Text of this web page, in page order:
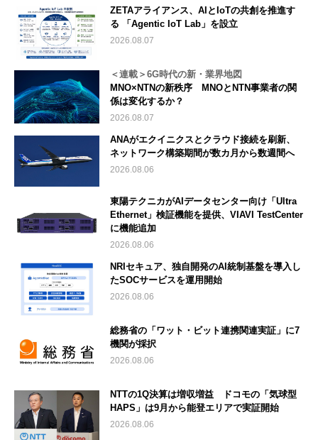
ZETAアライアンス、AIとIoTの共創を推進す
る 「Agentic IoT Lab」を設立
2026.08.07
＜連載＞6G時代の新・業界地図
MNO×NTNの新秩序 MNOとNTN事業者の関
係は変化するか？
2026.08.07
ANAがエクイニクスとクラウド接続を刷新、
ネットワーク構築期間が数カ月から数週間へ
2026.08.06
東陽テクニカがAIデータセンター向け「Ultra
Ethernet」検証機能を提供、VIAVI TestCenter
に機能追加
2026.08.06
NRIセキュア、独自開発のAI統制基盤を導入し
たSOCサービスを運用開始
2026.08.06
総務省の「ワット・ビット連携関連実証」に7
機関が採択
2026.08.06
NTTの1Q決算は増収増益 ドコモの「気球型
HAPS」は9月から能登エリアで実証開始
2026.08.06